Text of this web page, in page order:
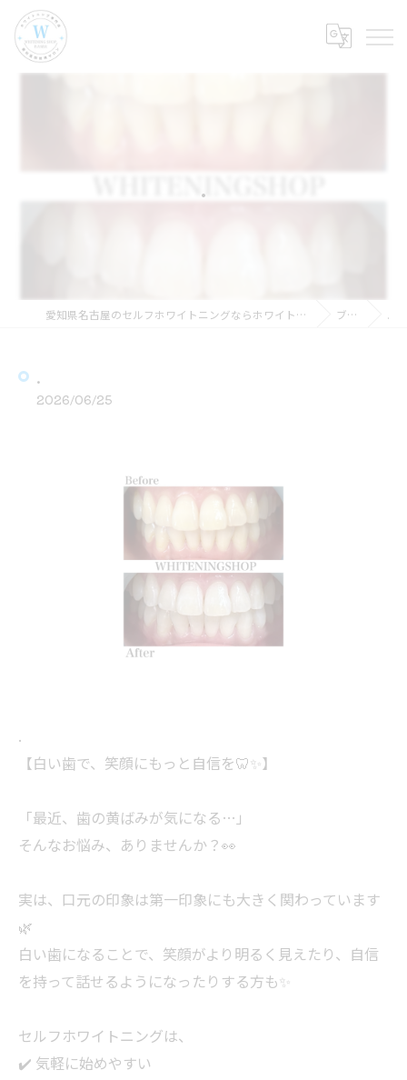
.
愛知県名古屋のセルフホワイトニングならホワイトニングショップ名古屋店 ブログ .
.
2026/06/25
.
【白い歯で、笑顔にもっと自信を🦷✨】
「最近、歯の黄ばみが気になる…」
そんなお悩み、ありませんか？👀
実は、口元の印象は第一印象にも大きく関わっています
🌿
白い歯になることで、笑顔がより明るく見えたり、自信
を持って話せるようになったりする方も✨
セルフホワイトニングは、
✔️ 気軽に始めやすい